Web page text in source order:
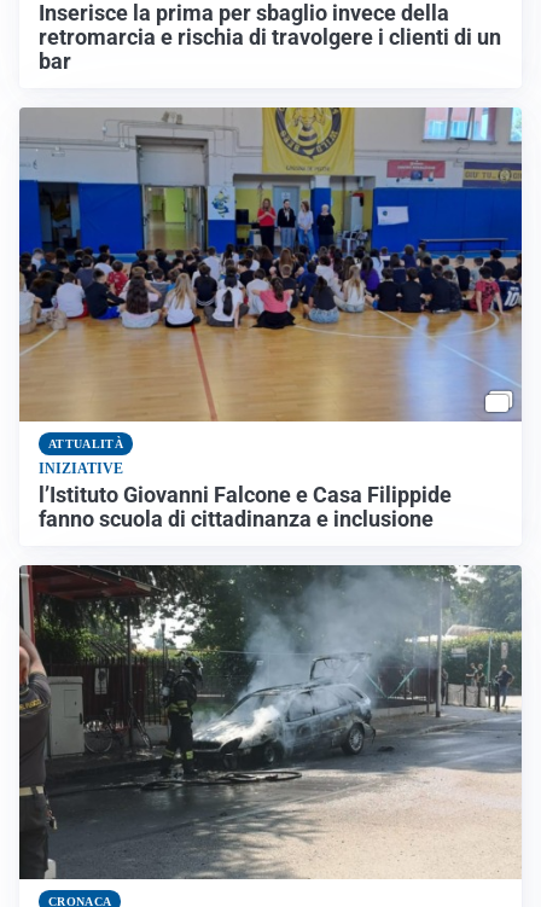
Inserisce la prima per sbaglio invece della
retromarcia e rischia di travolgere i clienti di un
bar
ATTUALITÀ
INIZIATIVE
l’Istituto Giovanni Falcone e Casa Filippide
fanno scuola di cittadinanza e inclusione
CRONACA